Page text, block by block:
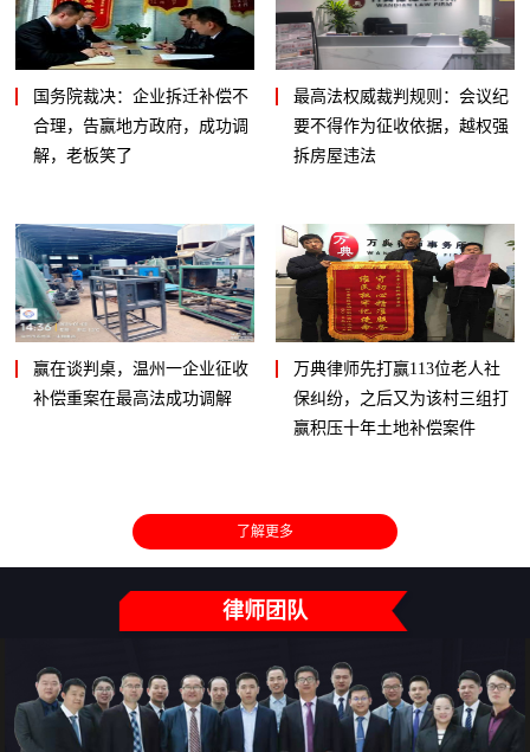
国务院裁决：企业拆迁补偿不
合理，告赢地方政府，成功调
解，老板笑了
最高法权威裁判规则：会议纪
要不得作为征收依据，越权强
拆房屋违法
赢在谈判桌，温州一企业征收
补偿重案在最高法成功调解
万典律师先打赢113位老人社
保纠纷，之后又为该村三组打
赢积压十年土地补偿案件
了解更多
律师团队